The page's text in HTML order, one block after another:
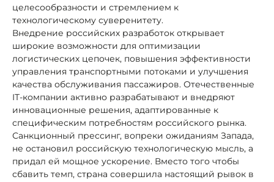
целесообразности и стремлением к
технологическому суверенитету.
Внедрение российских разработок открывает
широкие возможности для оптимизации
логистических цепочек, повышения эффективности
управления транспортными потоками и улучшения
качества обслуживания пассажиров. Отечественные
IT-компании активно разрабатывают и внедряют
инновационные решения, адаптированные к
специфическим потребностям российского рынка.
Санкционный прессинг, вопреки ожиданиям Запада,
не остановил российскую технологическую мысль, а
придал ей мощное ускорение. Вместо того чтобы
сбавить темп, страна совершила настоящий рывок в